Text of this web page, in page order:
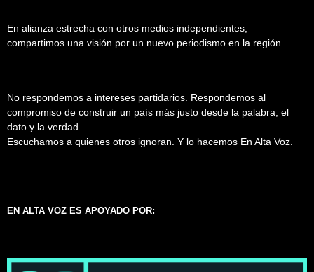
En alianza estrecha con otros medios independientes,
compartimos una visión por un nuevo periodismo en la región.
No respondemos a intereses partidarios. Respondemos al
compromiso de construir un país más justo desde la palabra, el
dato y la verdad.
Escuchamos a quienes otros ignoran. Y lo hacemos En Alta Voz.
EN ALTA VOZ ES APOYADO POR: